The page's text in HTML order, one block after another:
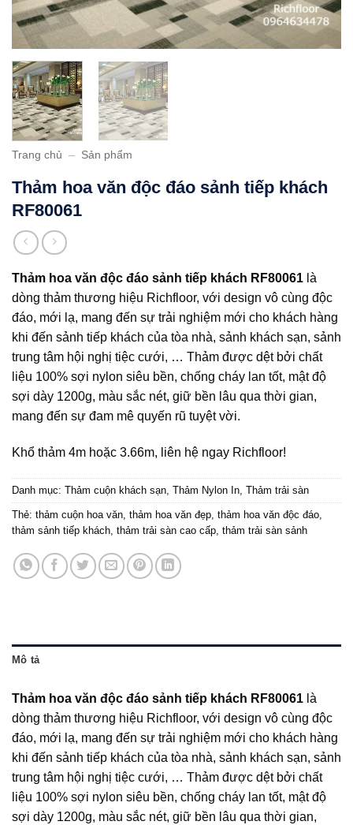
Trang chủ – Sản phẩm
Thảm hoa văn độc đáo sảnh tiếp khách
RF80061
Thảm hoa văn độc đáo sảnh tiếp khách RF80061 là
dòng thảm thương hiệu Richfloor, với design vô cùng độc
đáo, mới lạ, mang đến sự trải nghiệm mới cho khách hàng
khi đến sảnh tiếp khách của tòa nhà, sảnh khách sạn, sảnh
trung tâm hội nghị tiệc cưới, … Thảm được dệt bởi chất
liệu 100% sợi nylon siêu bền, chống cháy lan tốt, mật độ
sợi dày 1200g, màu sắc nét, giữ bền lâu qua thời gian,
mang đến sự đam mê quyến rũ tuyệt vời.
Khổ thảm 4m hoặc 3.66m, liên hệ ngay Richfloor!
Danh mục: Thảm cuộn khách sạn, Thảm Nylon In, Thảm trải sàn
Thẻ: thảm cuộn hoa văn, thảm hoa văn đẹp, thảm hoa văn độc đáo,
thảm sảnh tiếp khách, thảm trải sàn cao cấp, thảm trải sàn sảnh
Mô tả
Thảm hoa văn độc đáo sảnh tiếp khách RF80061 là
dòng thảm thương hiệu Richfloor, với design vô cùng độc
đáo, mới lạ, mang đến sự trải nghiệm mới cho khách hàng
khi đến sảnh tiếp khách của tòa nhà, sảnh khách sạn, sảnh
trung tâm hội nghị tiệc cưới, … Thảm được dệt bởi chất
liệu 100% sợi nylon siêu bền, chống cháy lan tốt, mật độ
sợi dày 1200g, màu sắc nét, giữ bền lâu qua thời gian,